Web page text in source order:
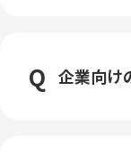
企業向け